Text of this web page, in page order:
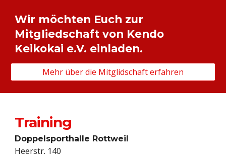
Wir möchten Euch zur
Mitgliedschaft von Kendo
Keikokai e.V. einladen.
Mehr über die Mitglidschaft erfahren
Training
Doppelsporthalle Rottweil
Heerstr. 140